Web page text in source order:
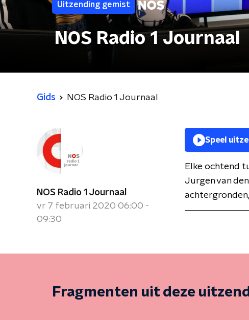
Uitzending gemist
NOS Radio 1 Journaal
Gids NOS Radio 1 Journaal
NOS Radio 1 Journaal
vr 7 februari 2020 06:00 -
09:30
Speel
Elke ochtend
Jurgen van
Fragmenten uit deze